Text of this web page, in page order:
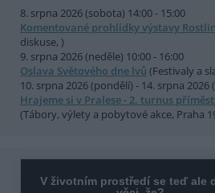
8. srpna 2026 (sobota) 14:00 - 15:00
Komentované prohlídky výstavy
diskuse, )
9. srpna 2026 (neděle) 10:00 - 16:00
Oslava Světového dne lvů (Festivaly a
10. srpna 2026 (pondělí) - 14. srpna 2026
Hrajeme si v Pralese - 2. turnus
(Tábory, výlety a pobytové akce, Praha